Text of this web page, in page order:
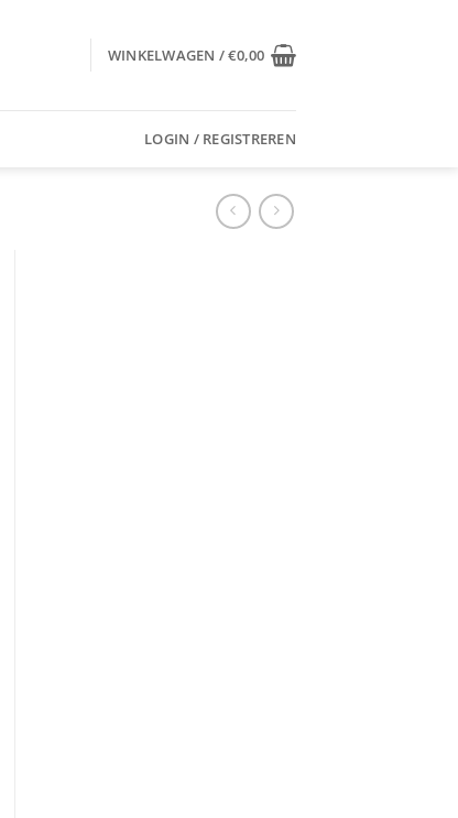
WINKELWAGEN /€0,00
LOGIN / REGISTREREN